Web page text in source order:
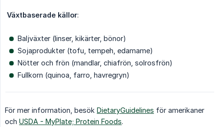
Växtbaserade källor:
Baljväxter (linser, kikärter, bönor)
Sojaprodukter (tofu, tempeh, edamame)
Nötter och frön (mandlar, chiafrön, solrosfrön)
Fullkorn (quinoa, farro, havregryn)
För mer information, besök DietaryGuidelines för amerikaner
och USDA - MyPlate; Protein Foods.